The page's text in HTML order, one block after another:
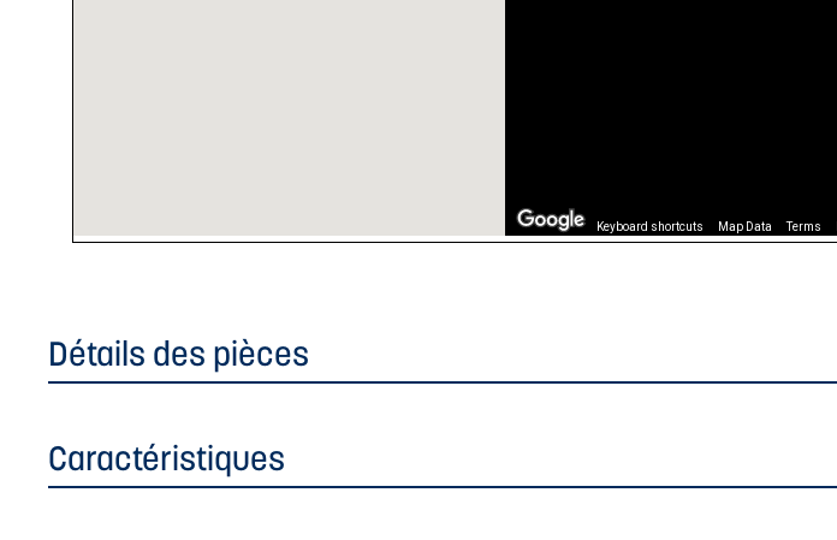
Keyboard shortcuts Map Data Terms
Détails des pièces
Caractéristiques